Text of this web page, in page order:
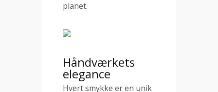
planet.
Håndværkets
elegance
Hvert smykke er en unik